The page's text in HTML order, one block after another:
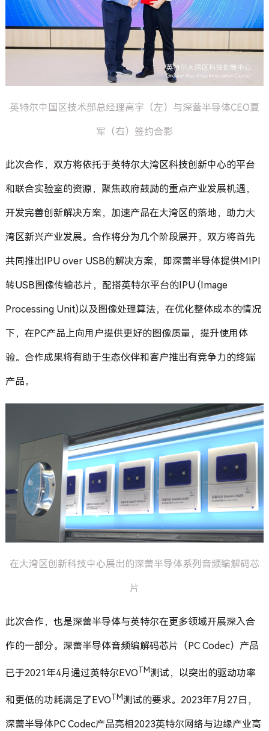
英特尔中国区技术部总经理高宇（左）与深蕾半导体CEO夏
军（右）签约合影
此次合作，双方将依托于英特尔大湾区科技创新中心的平台
和联合实验室的资源，聚焦政府鼓励的重点产业发展机遇，
开发完善创新解决方案，加速产品在大湾区的落地，助力大
湾区新兴产业发展。合作将分为几个阶段展开，双方将首先
共同推出IPU over USB的解决方案，即深蕾半导体提供MIPI
转USB图像传输芯片，配搭英特尔平台的IPU (Image
Processing Unit)以及图像处理算法，在优化整体成本的情况
下，在PC产品上向用户提供更好的图像质量，提升使用体
验。合作成果将有助于生态伙伴和客户推出有竞争力的终端
产品。
在大湾区创新科技中心展出的深蕾半导体系列音频编解码芯
片
此次合作，也是深蕾半导体与英特尔在更多领域开展深入合
作的一部分。深蕾半导体音频编解码芯片（PC Codec）产品
已于2021年4月通过英特尔EVOTM测试，以突出的驱动功率
和更低的功耗满足了EVOTM 测试的要求。2023年7月27日，
深蕾半导体PC Codec产品亮相2023英特尔网络与边缘产业高